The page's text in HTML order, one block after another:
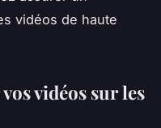
vidéos de haute
vidéos sur les